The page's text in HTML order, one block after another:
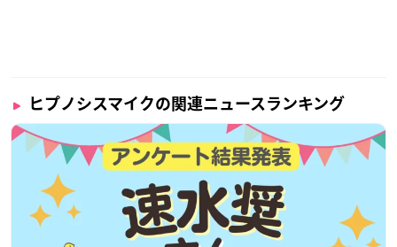
ヒプノシスマイクの関連ニュースランキング